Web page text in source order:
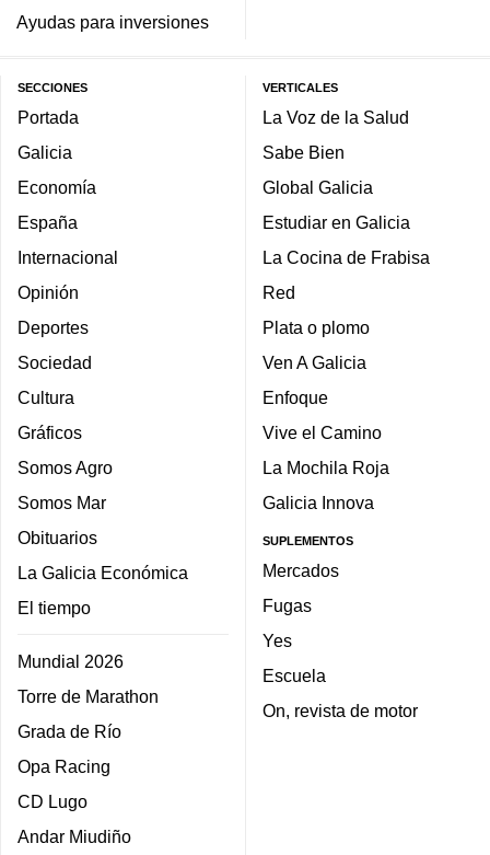
Ayudas para inversiones
SECCIONES
Portada
Galicia
Economía
España
Internacional
Opinión
Deportes
Sociedad
Cultura
Gráficos
Somos Agro
Somos Mar
Obituarios
La Galicia Económica
El tiempo
Mundial 2026
Torre de Marathon
Grada de Río
Opa Racing
CD Lugo
Andar Miudiño
VERTICALES
La Voz de la Salud
Sabe Bien
Global Galicia
Estudiar en Galicia
La Cocina de Frabisa
Red
Plata o plomo
Ven A Galicia
Enfoque
Vive el Camino
La Mochila Roja
Galicia Innova
SUPLEMENTOS
Mercados
Fugas
Yes
Escuela
On, revista de motor